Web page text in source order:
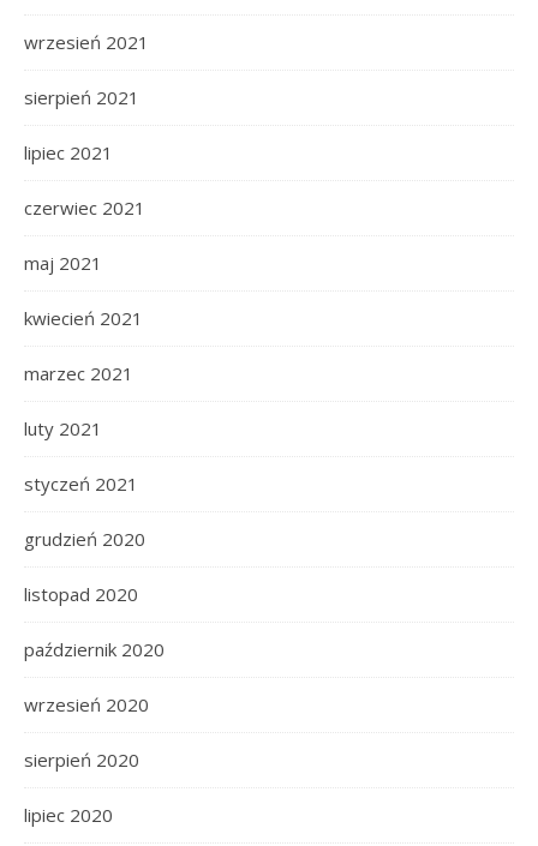
wrzesień 2021
sierpień 2021
lipiec 2021
czerwiec 2021
maj 2021
kwiecień 2021
marzec 2021
luty 2021
styczeń 2021
grudzień 2020
listopad 2020
październik 2020
wrzesień 2020
sierpień 2020
lipiec 2020